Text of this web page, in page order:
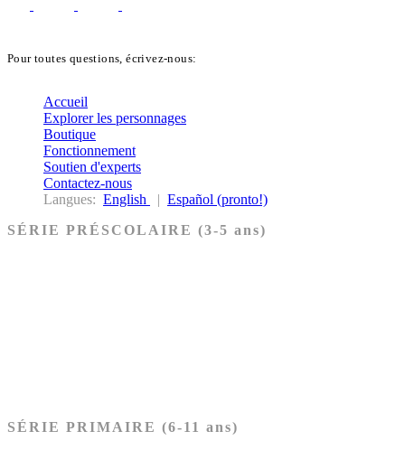
Pour toutes questions, écrivez-nous:
Accueil
Explorer les personnages
Boutique
Fonctionnement
Soutien d'experts
Contactez-nous
Langues: English | Español (pronto!)
SÉRIE PRÉSCOLAIRE (3-5 ans)
SÉRIE PRIMAIRE (6-11 ans)